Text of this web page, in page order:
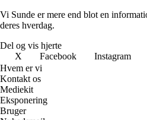
Vi Sunde er mere end blot en
deres hverdag.
Del og vis hjerte
X
Facebook Instagram
Hvem er vi
Kontakt os
Mediekit
Eksponering
Bruger